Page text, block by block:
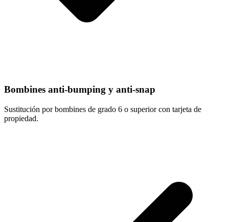
Bombines anti-bumping y anti-snap
Sustitución por bombines de grado 6 o superior con tarjeta de
propiedad.